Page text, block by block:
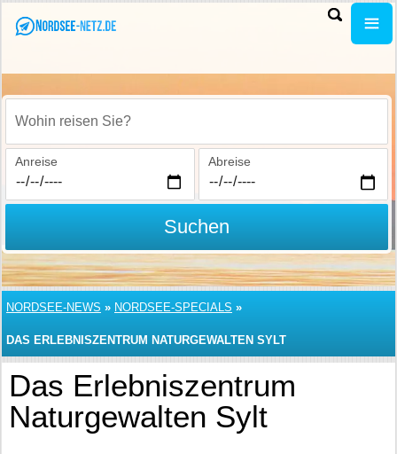
Wohin reisen Sie?
Anreise Abreise
Suchen
NORDSEE-NEWS » NORDSEE-SPECIALS »
DAS ERLEBNISZENTRUM NATURGEWALTEN SYLT
Das Erlebniszentrum
Naturgewalten Sylt